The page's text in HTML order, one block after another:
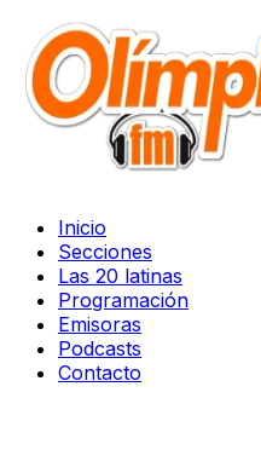
Inicio
Secciones
Las 20 latinas
Programación
Emisoras
Podcasts
Contacto